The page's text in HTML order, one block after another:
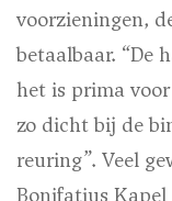
voorzieningen,
betaalbaar. “De
het is prima
zo dicht bij de
reuring”. Veel
Bonifatius